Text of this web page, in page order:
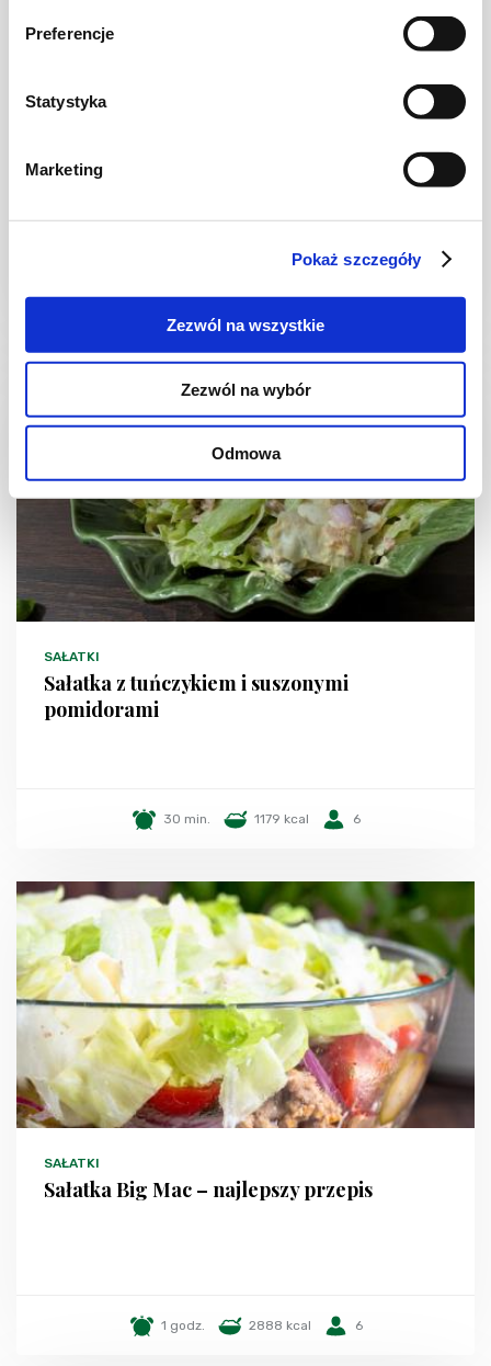
Preferencje
Statystyka
Marketing
Pokaż szczegóły
Zezwól na wszystkie
Zezwól na wybór
Odmowa
Sałatka z mozzarellą w szynce parmeńskiej
SAŁATKI
Sałatka z tuńczykiem i suszonymi
pomidorami
30 min. 1179 kcal 6
SAŁATKI
Sałatka Big Mac – najlepszy przepis
1 godz. 2888 kcal 6